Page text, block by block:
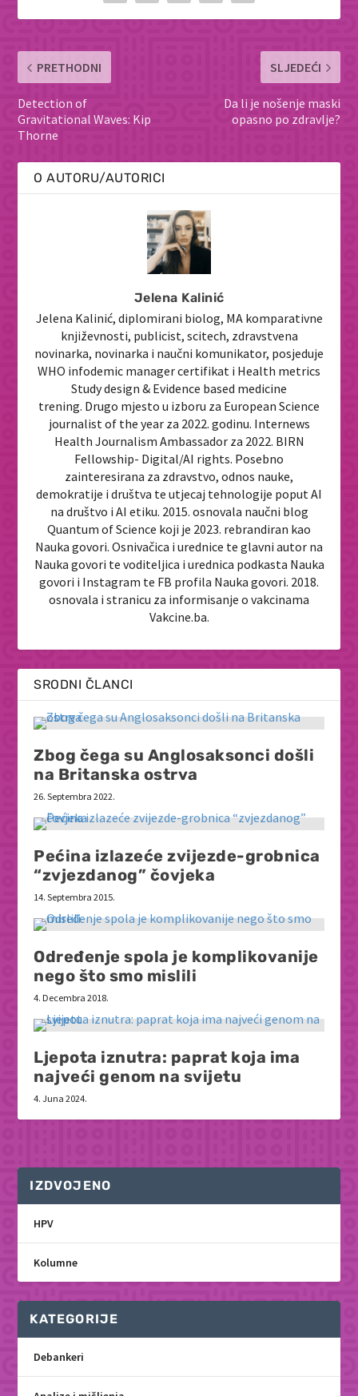
PRETHODNI
Detection of
Gravitational Waves: Kip
Thorne
SLJEDEĆI
Da li je nošenje maski
opasno po zdravlje?
O AUTORU/AUTORICI
Jelena Kalinić
Jelena Kalinić, diplomirani biolog, MA komparativne
književnosti, publicist, scitech, zdravstvena
novinarka, novinarka i naučni komunikator, posjeduje
WHO infodemic manager certifikat i Health metrics
Study design & Evidence based medicine
trening. Drugo mjesto u izboru za European Science
journalist of the year za 2022. godinu. Internews
Health Journalism Ambassador za 2022. BIRN
Fellowship- Digital/AI rights. Posebno
zainteresirana za zdravstvo, odnos nauke,
demokratije i društva te utjecaj tehnologije poput AI
na društvo i AI etiku. 2015. osnovala naučni blog
Quantum of Science koji je 2023. rebrandiran kao
Nauka govori. Osnivačica i urednice te glavni autor na
Nauka govori te voditeljica i urednica podkasta Nauka
govori i Instagram te FB profila Nauka govori. 2018.
osnovala i stranicu za informisanje o vakcinama
Vakcine.ba.
SRODNI ČLANCI
Zbog čega su Anglosaksonci došli
na Britanska ostrva
26. Septembra 2022.
Pećina izlazeće zvijezde-grobnica
“zvjezdanog” čovjeka
14. Septembra 2015.
Određenje spola je komplikovanije
nego što smo mislili
4. Decembra 2018.
Ljepota iznutra: paprat koja ima
najveći genom na svijetu
4. Juna 2024.
IZDVOJENO
HPV
Kolumne
KATEGORIJE
Debankeri